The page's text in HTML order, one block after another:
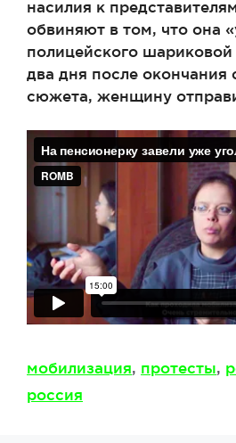
насилия к
обвиняют в том, что она
полицейского шариковой
два дня после окончания
сюжета, женщину
Метки
мобилизация, протесты,
россия